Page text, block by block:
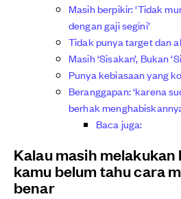
Masih berpikir: ‘Tidak
dengan gaji segini’
Tidak punya target dan
Masih ‘Sisakan’, Bukan
Punya kebiasaan yang
Beranggapan: ‘karena
berhak
Baca juga:
Kalau masih
kamu belum tahu cara
benar